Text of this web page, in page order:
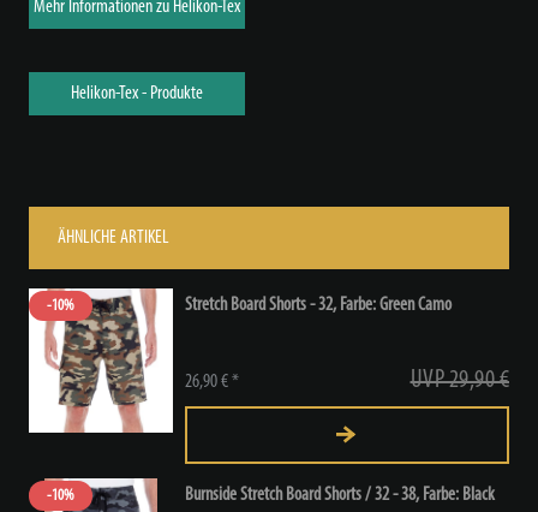
Mehr Informationen zu Helikon-Tex
Helikon-Tex - Produkte
ÄHNLICHE ARTIKEL
-10% Stretch Board Shorts - 32, Farbe: Green Camo
UVP 29,90 €
26,90 € *
-10% Burnside Stretch Board Shorts / 32 - 38, Farbe: Black